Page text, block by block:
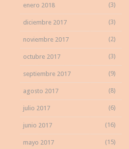
enero 2018 (3)
diciembre 2017 (3)
noviembre 2017 (2)
octubre 2017 (3)
septiembre 2017 (9)
agosto 2017 (8)
julio 2017 (6)
junio 2017 (16)
mayo 2017 (15)